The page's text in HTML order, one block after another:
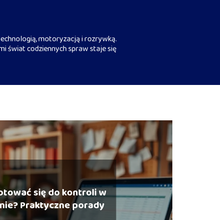
motoryzacją i rozrywką.
świat codziennych spraw staje się
się do kontroli w
Praktyczne porady